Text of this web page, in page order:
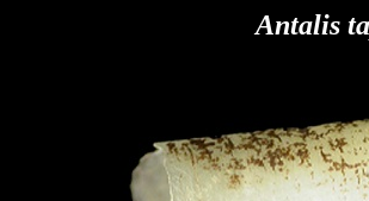
Antalis